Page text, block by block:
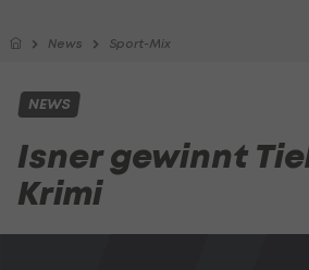
News Sport-Mix
NEWS
Isner gewinnt
Krimi